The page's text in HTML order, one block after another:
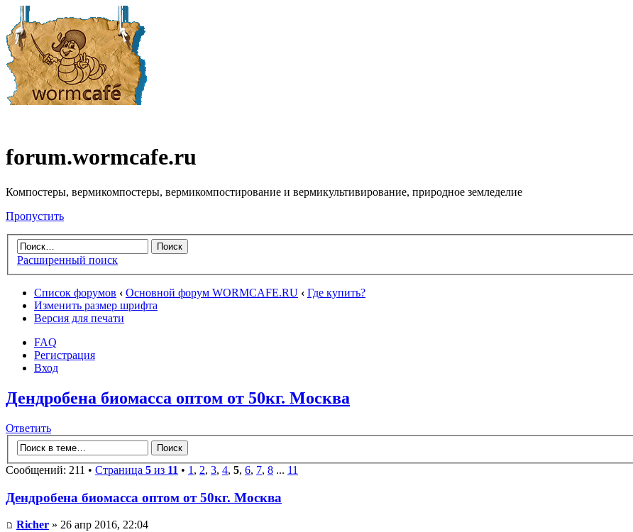
forum.wormcafe.ru
Компостеры, вермикомпостеры, вермикомпостирование и вермикультивирование, природное земледелие
Пропустить
Расширенный поиск
Список форумов ‹ Основной форум WORMCAFE.RU ‹ Где купить?
Изменить размер шрифта
Версия для печати
FAQ
Регистрация
Вход
Дендробена биомасса оптом от 50кг. Москва
Ответить
Сообщений: 211 • Страница 5 из 11 • 1 , 2, 3, 4, 5, 6, 7, 8 ... 11
Дендробена биомасса оптом от 50кг. Москва
Richer » 26 апр 2016, 22:04